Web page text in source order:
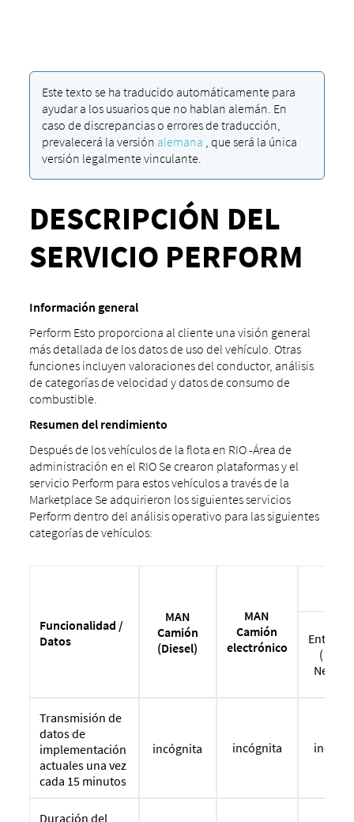
Este texto se ha traducido automáticamente para
ayudar a los usuarios que no hablan alemán. En
caso de discrepancias o errores de traducción,
prevalecerá la versión alemana , que será la única
versión legalmente vinculante.
DESCRIPCIÓN DEL
SERVICIO PERFORM
Información general
Perform Esto proporciona al cliente una visión general
más detallada de los datos de uso del vehículo. Otras
funciones incluyen valoraciones del conductor, análisis
de categorías de velocidad y datos de consumo de
combustible.
Resumen del rendimiento
Después de los vehículos de la flota en RIO -Área de
administración en el RIO Se crearon plataformas y el
servicio Perform para estos vehículos a través de la
Marketplace Se adquirieron los siguientes servicios
Perform dentro del análisis operativo para las siguientes
categorías de vehículos:
Funcionalidad /
Datos
MAN
Camión
(Diesel)
MAN
Camión
electrónico
( MAN
Transmisión de
datos de
implementación
actuales una vez
cada 15 minutos
incógnita incógnita
Duración del